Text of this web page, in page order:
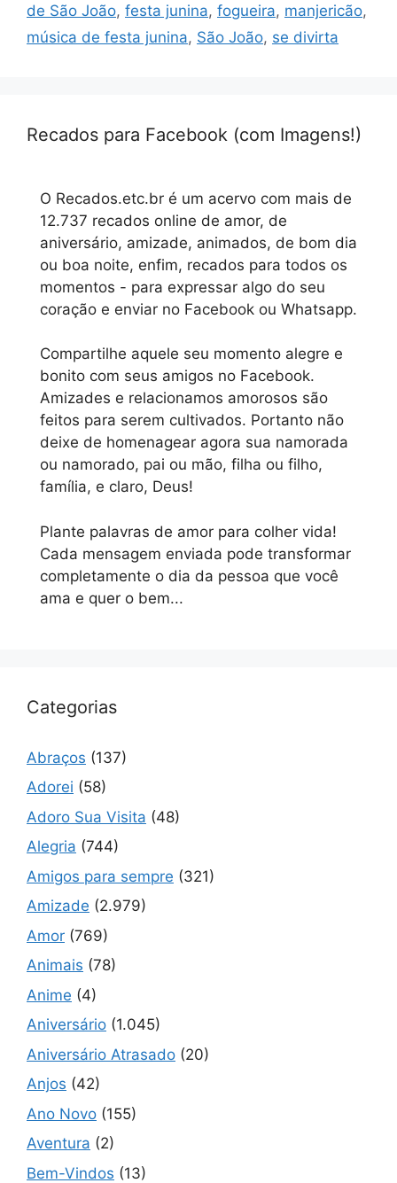
de São João, festa junina, fogueira, manjericão,
música de festa junina, São João, se divirta
Recados para Facebook (com Imagens!)
O Recados.etc.br é um acervo com mais de
12.737 recados online de amor, de
aniversário, amizade, animados, de bom dia
ou boa noite, enfim, recados para todos os
momentos - para expressar algo do seu
coração e enviar no Facebook ou Whatsapp.
Compartilhe aquele seu momento alegre e
bonito com seus amigos no Facebook.
Amizades e relacionamos amorosos são
feitos para serem cultivados. Portanto não
deixe de homenagear agora sua namorada
ou namorado, pai ou mão, filha ou filho,
família, e claro, Deus!
Plante palavras de amor para colher vida!
Cada mensagem enviada pode transformar
completamente o dia da pessoa que você
ama e quer o bem...
Categorias
Abraços (137)
Adorei (58)
Adoro Sua Visita (48)
Alegria (744)
Amigos para sempre (321)
Amizade (2.979)
Amor (769)
Animais (78)
Anime (4)
Aniversário (1.045)
Aniversário Atrasado (20)
Anjos (42)
Ano Novo (155)
Aventura (2)
Bem-Vindos (13)